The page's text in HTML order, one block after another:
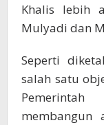
Khalis lebih
Mulyadi dan
Seperti
salah satu